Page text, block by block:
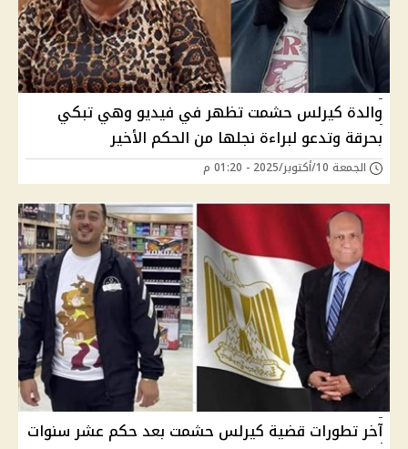
والدة كيرلس حشمت تظهر في فيديو وهي تبكي
بحرقة وتدعو لبراءة نجلها من الحكم الأخير
الجمعة 10/أكتوبر/2025 - 01:20 م
آخر تطورات قضية كيرلس حشمت بعد حكم عشر سنوات